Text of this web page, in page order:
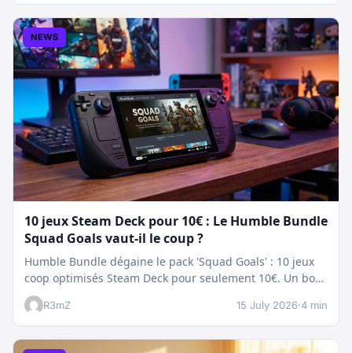
NEWS
10 jeux Steam Deck pour 10€ : Le Humble Bundle
Squad Goals vaut-il le coup ?
Humble Bundle dégaine le pack 'Squad Goals' : 10 jeux
coop optimisés Steam Deck pour seulement 10€. Un bon
plan…
R3mZ 15 July 2026·4 min